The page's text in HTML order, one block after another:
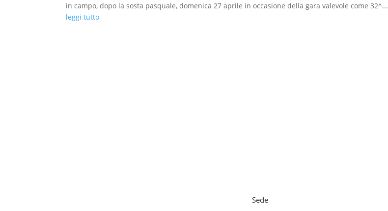
in campo, dopo la sosta pasquale, domenica 27 aprile in occasione della gara valevole come 32^...
leggi tutto
Sede